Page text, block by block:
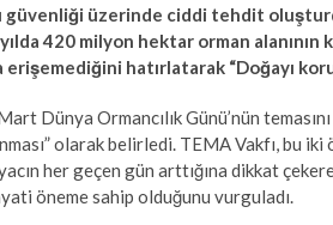
güvenliği üzerinde ciddi tehdit
420 milyon hektar orman
erişemediğini hatırlatarak “Doğayı
Dünya Ormancılık Günü’nün
olarak belirledi. TEMA Vakfı, bu
her geçen gün arttığına dikkat
öneme sahip olduğunu vurguladı.